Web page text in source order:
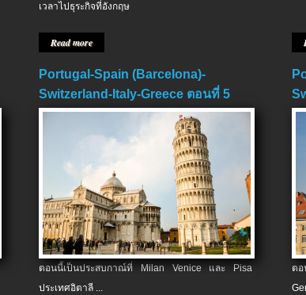
เวลาไปธุระกิจที่อังกฤษ
Read more
Portugal-Spain (Barcelona)-
Switzerland-Italy-Greece ตอนที่ 5
ตอนนี้เป็นประสบกาณ์ที่ Milan Venice และ Pisa
ประเทศอิตาลี ...
ตอ